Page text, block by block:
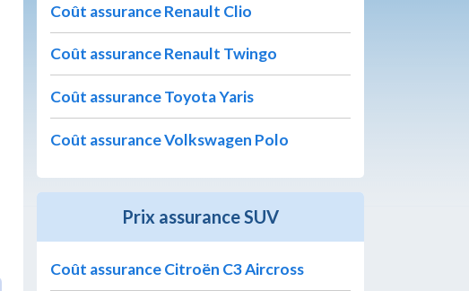
Coût assurance Renault Clio
Coût assurance Renault Twingo
Coût assurance Toyota Yaris
Coût assurance Volkswagen Polo
Prix assurance SUV
Coût assurance Citroën C3 Aircross